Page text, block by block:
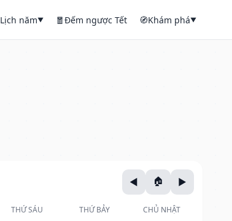
Lịch năm▼ 🧧Đếm ngược Tết 🧭Khám phá▼
THỨ SÁU THỨ BẢY CHỦ NHẬT